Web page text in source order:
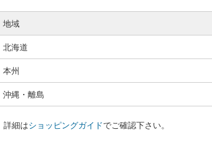
地域
北海道
本州
沖縄・離島
詳細はショッピングガイドでご確認下さい。